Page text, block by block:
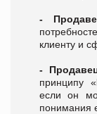
-
клиенту и
-
принципу «
если он
понимания